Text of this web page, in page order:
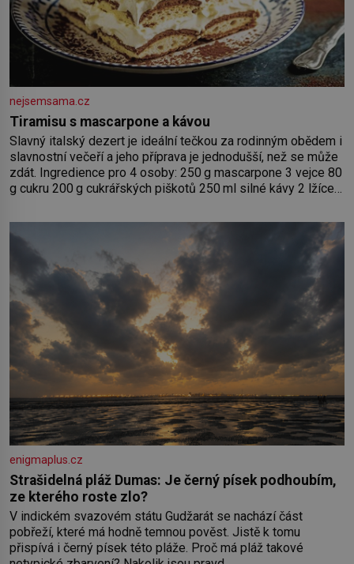
nejsemsama.cz
Tiramisu s mascarpone a kávou
Slavný italský dezert je ideální tečkou za rodinným obědem i
slavnostní večeří a jeho příprava je jednodušší, než se může
zdát. Ingredience pro 4 osoby: 250 g mascarpone 3 vejce 80
g cukru 200 g cukrářských piškotů 250 ml silné kávy 2 lžíce
bílků. Žloutky vyšlehejte s cukrem do světlé pěny a postupně
do nich vmíchejte mascarpone, aby vznikl hladký
enigmaplus.cz
Strašidelná pláž Dumas: Je černý písek podhoubím,
ze kterého roste zlo?
V indickém svazovém státu Gudžarát se nachází část
pobřeží, které má hodně temnou pověst. Jistě k tomu
přispívá i černý písek této pláže. Proč má pláž takové